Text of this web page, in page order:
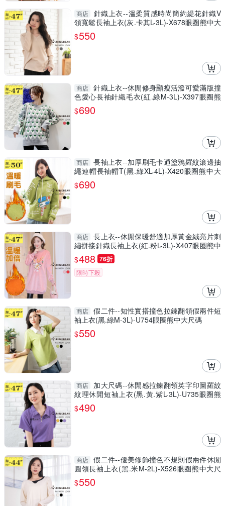
商店
針織上衣--溫柔質感時尚簡約緹花針織V
領寬鬆長袖上衣(灰.卡其L-3L)-X678眼圈熊中大
尺碼
$550
商店 針織上衣--休閒修身顯瘦活潑可愛滿版撞
色愛心長袖針織毛衣(紅.綠M-3L)-X397眼圈熊
中大尺碼◎
$690
商店 長袖上衣--加厚刷毛卡通塗鴉羅紋滾邊抽
繩連帽長袖帽T(黑.綠XL-4L)-X420眼圈熊中大
尺碼
$690
商店 長上衣--休閒保暖舒適加厚黃金絨亮片刺
繡拼接針織長袖上衣(紅.粉L-3L)-X407眼圈熊中
大尺碼◎
$488 76折
限時下殺
商店 假二件--知性實搭撞色拉鍊翻領假兩件短
袖上衣(黑.綠M-3L)-U754眼圈熊中大尺碼
$550
商店
加大尺碼--休閒感拉鍊翻領英字印圖羅紋
紋理休閒短袖上衣(黑.黃.紫L-3L)-U735眼圈熊
中大尺碼
$490
商店 假二件--優美修飾撞色不規則假兩件休閒
圓領長袖上衣(黑.米M-2L)-X526眼圈熊中大尺
碼
$550